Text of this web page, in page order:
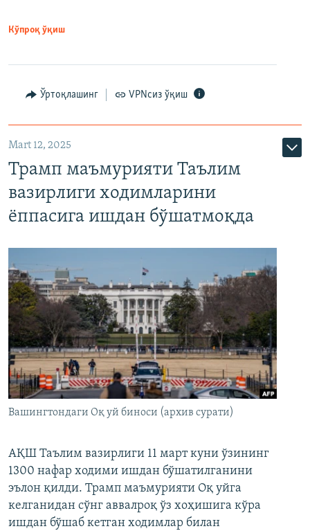
Кўпроқ ўқиш
Ўртоқлашинг VPNсиз ўқиш
Mart 12, 2025
Трамп маъмурияти Таълим
вазирлиги ходимларини
ёппасига ишдан бўшатмоқда
Вашингтондаги Оқ уй биноси (архив сурати)
АҚШ Таълим вазирлиги 11 март куни ўзининг
1300 нафар ходими ишдан бўшатилганини
эълон қилди. Трамп маъмурияти Оқ уйга
келганидан сўнг аввалроқ ўз хоҳишига кўра
ишдан бўшаб кетган ходимлар билан